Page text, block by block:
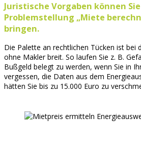
Juristische Vorgaben können
Problemstellung „Miete
bringen.
Die Palette an rechtlichen Tücken ist bei
ohne Makler breit. So laufen Sie z. B.
Bußgeld belegt zu werden, wenn Sie in
vergessen, die Daten aus dem
hätten Sie bis zu 15.000 Euro zu